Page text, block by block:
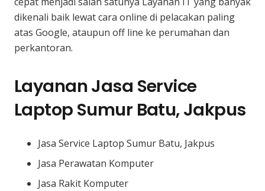
dikenali baik lewat cara online di pelacakan paling
atas Google, ataupun off line ke perumahan dan
perkantoran.
Layanan Jasa Service
Laptop Sumur Batu, Jakpus
Jasa Service Laptop Sumur Batu, Jakpus
Jasa Perawatan Komputer
Jasa Rakit Komputer